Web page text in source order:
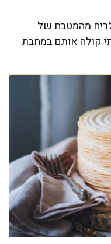
מהמטבח של
קולה אותם במחבת